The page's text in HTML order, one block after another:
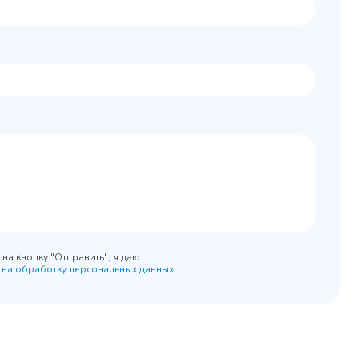
кнопку "Отправить", я даю
на обработку персональных данных